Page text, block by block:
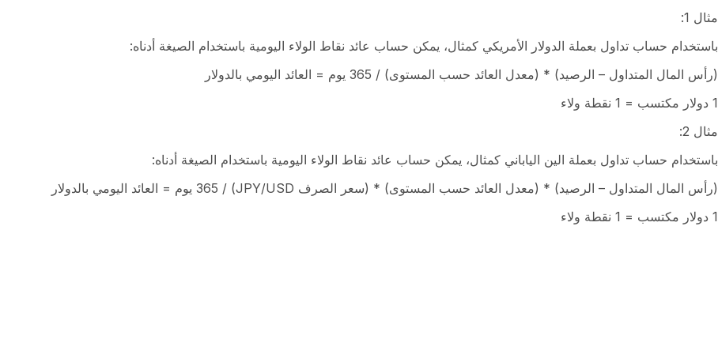
مثال 1:
باستخدام حساب تداول بعملة الدولار الأمريكي كمثال، يمكن حساب عائد نقاط الولاء اليومية باستخدام الصيغة أدناه:
(رأس المال المتداول – الرصيد) * (معدل العائد حسب المستوى) / 365 يوم = العائد اليومي بالدولار
1 دولار مكتسب = 1 نقطة ولاء
مثال 2:
باستخدام حساب تداول بعملة الين الياباني كمثال، يمكن حساب عائد نقاط الولاء اليومية باستخدام الصيغة أدناه:
(رأس المال المتداول – الرصيد) * (معدل العائد حسب المستوى) * (سعر الصرف JPY/USD) / 365 يوم = العائد اليومي بالدولار
1 دولار مكتسب = 1 نقطة ولاء